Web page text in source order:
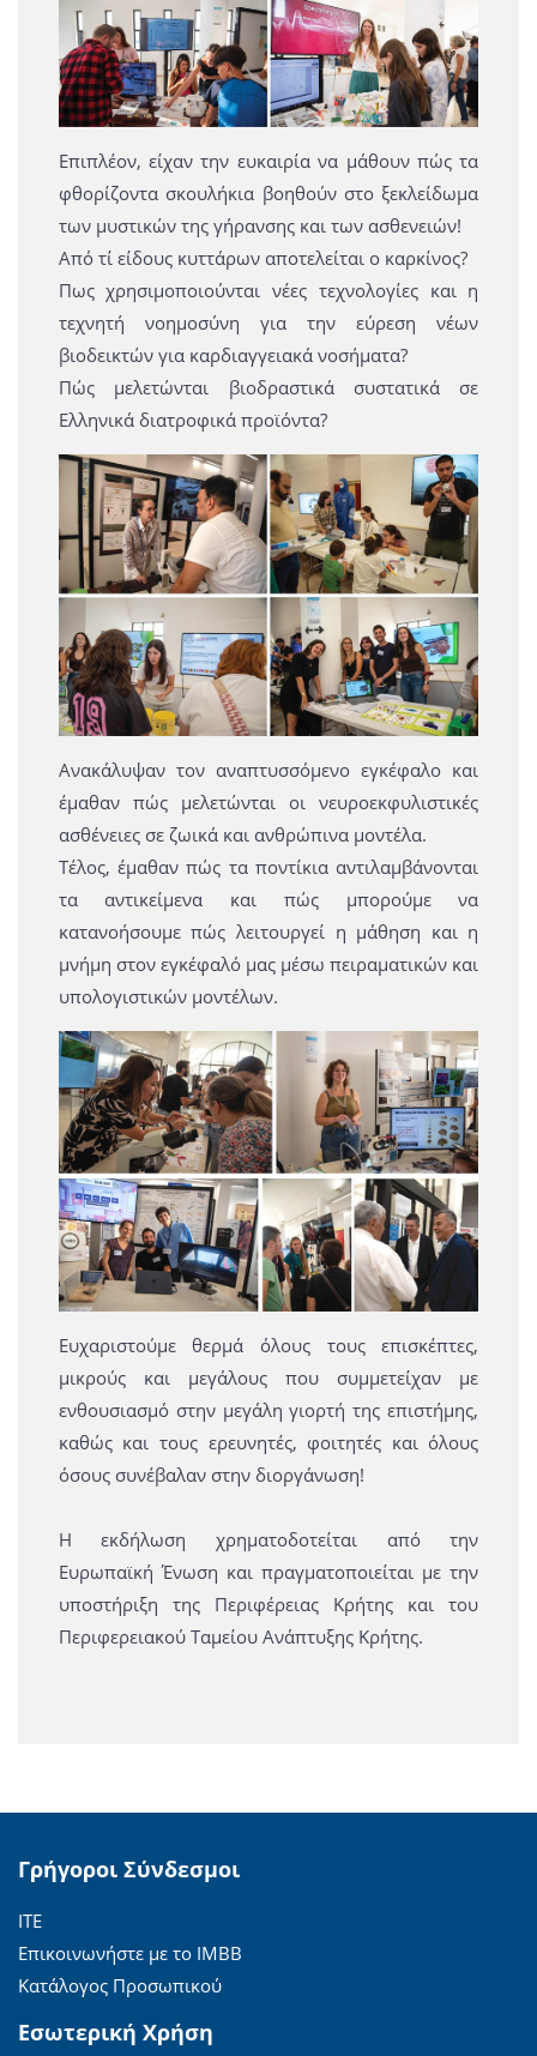
Επιπλέον, είχαν την ευκαιρία να μάθουν πώς τα
φθορίζοντα σκουλήκια βοηθούν στο ξεκλείδωμα
των μυστικών της γήρανσης και των ασθενειών!
Από τί είδους κυττάρων αποτελείται ο καρκίνος?
Πως χρησιμοποιούνται νέες τεχνολογίες και η
τεχνητή νοημοσύνη για την εύρεση νέων
βιοδεικτών για καρδιαγγειακά νοσήματα?
Πώς μελετώνται βιοδραστικά συστατικά σε
Ελληνικά διατροφικά προϊόντα?
Ανακάλυψαν τον αναπτυσσόμενο εγκέφαλο και
έμαθαν πώς μελετώνται οι νευροεκφυλιστικές
ασθένειες σε ζωικά και ανθρώπινα μοντέλα.
Τέλος, έμαθαν πώς τα ποντίκια αντιλαμβάνονται
τα αντικείμενα και πώς μπορούμε να
κατανοήσουμε πώς λειτουργεί η μάθηση και η
μνήμη στον εγκέφαλό μας μέσω πειραματικών και
υπολογιστικών μοντέλων.
Ευχαριστούμε θερμά όλους τους επισκέπτες,
μικρούς και μεγάλους που συμμετείχαν με
ενθουσιασμό στην μεγάλη γιορτή της επιστήμης,
καθώς και τους ερευνητές, φοιτητές και όλους
όσους συνέβαλαν στην διοργάνωση!
Η εκδήλωση χρηματοδοτείται από την
Ευρωπαϊκή Ένωση και πραγματοποιείται με την
υποστήριξη της Περιφέρειας Κρήτης και του
Περιφερειακού Ταμείου Ανάπτυξης Κρήτης.
Γρήγοροι Σύνδεσμοι
ΙΤΕ
Επικοινωνήστε με το ΙΜΒΒ
Κατάλογος Προσωπικού
Εσωτερική Χρήση